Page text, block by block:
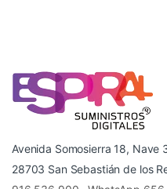
Avenida Somosierra 18, Nave
28703 San Sebastián de los